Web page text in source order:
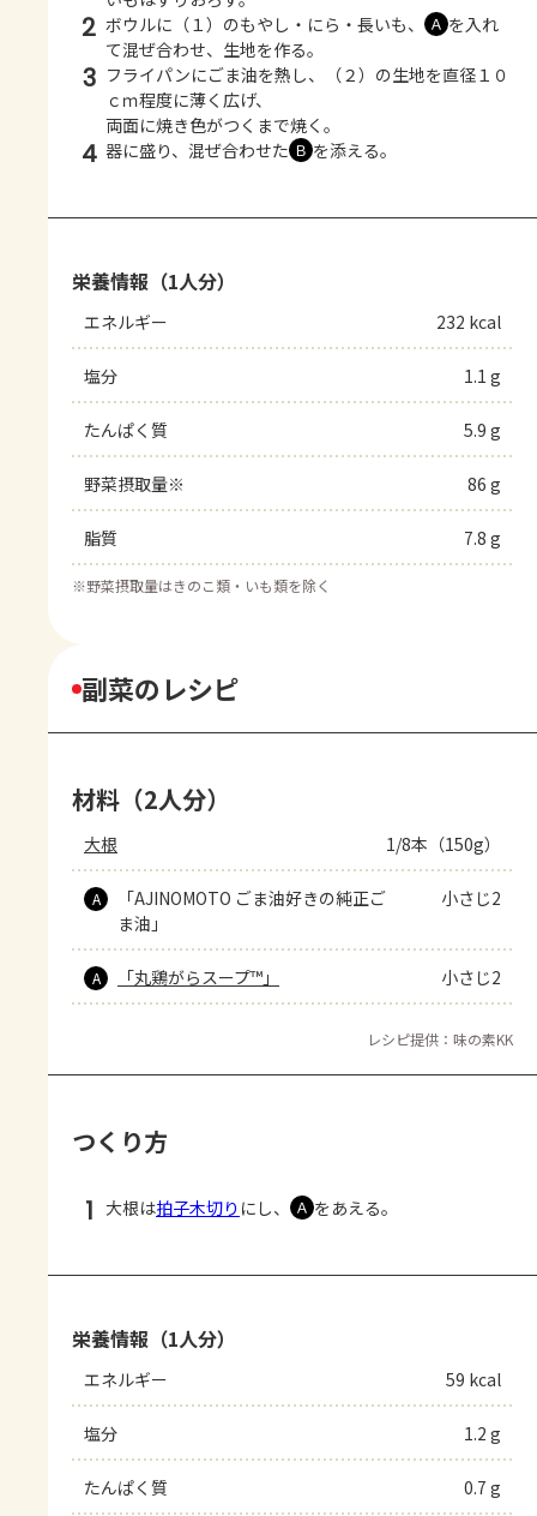
2 ボウルに（１）のもやし・にら・長いも、 Ａ を入れ
て混ぜ合わせ、生地を作る。
3 フライパンにごま油を熱し、（２）の生地を直径１０
ｃｍ程度に薄く広げ、
両面に焼き色がつくまで焼く。
4 器に盛り、混ぜ合わせた Ｂ を添える。
栄養情報（1人分）
エネルギー 232 kcal
塩分 1.1 g
たんぱく質 5.9 g
野菜摂取量※ 86 g
脂質 7.8 g
※野菜摂取量はきのこ類・いも類を除く
副菜のレシピ
材料（2人分）
大根 1/8本（150g）
A
「AJINOMOTO ごま油好きの純正ご
ま油」
小さじ2
A 「丸鶏がらスープ™」 小さじ2
レシピ提供：味の素KK
つくり方
1 大根は拍子木切り にし、 Ａ をあえる。
栄養情報（1人分）
エネルギー 59 kcal
塩分 1.2 g
たんぱく質 0.7 g